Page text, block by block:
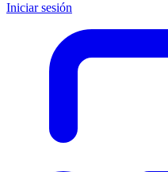
Iniciar sesión